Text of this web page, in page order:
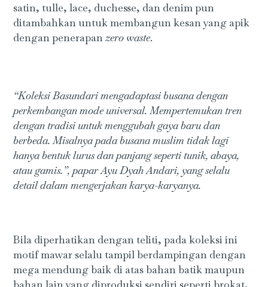
satin, tulle, lace, duchesse, dan denim pun
ditambahkan untuk membangun kesan yang apik
dengan penerapanzero waste.
“Koleksi Basundari mengadaptasi busana dengan
perkembangan mode universal. Mempertemukan tren
dengan tradisi untuk menggubah gaya baru dan
berbeda. Misalnya pada busana muslim tidak lagi
hanya bentuk lurus dan panjang seperti tunik, abaya,
atau gamis.”, papar Ayu Dyah Andari, yang selalu
detail dalam mengerjakan karya-karyanya.
Bila diperhatikan dengan teliti, pada koleksi ini
motif mawar selalu tampil berdampingan dengan
mega mendung baik di atas bahan batik maupun